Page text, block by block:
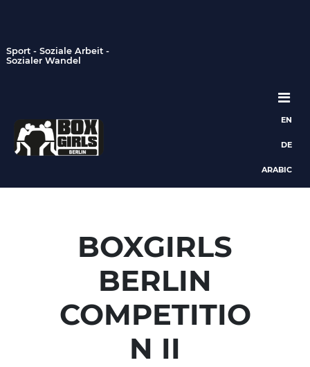
Sport - Soziale Arbeit -
Sozialer Wandel
Hauptnavigation
EN
DE
ARABIC
BOXGIRLS
BERLIN
COMPETITIO
N II